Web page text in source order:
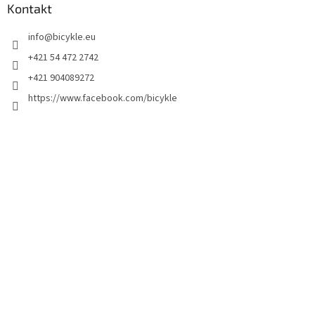
Kontakt
info@bicykle.eu
+421 54 472 2742
+421 904089272
https://www.facebook.com/bicykle